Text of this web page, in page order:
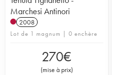
Marchesi Antinori
2008
Lot de 1 magnum | 0 enchère
270€
(mise à prix)